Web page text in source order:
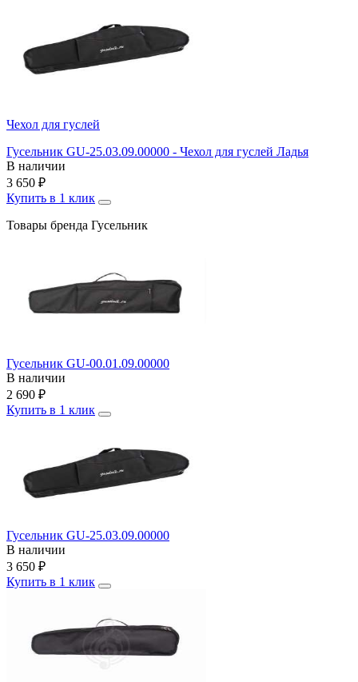
Чехол для гуслей
Гусельник GU-25.03.09.00000 - Чехол для гуслей Ладья
В наличии
3 650 ₽
Купить в 1 клик
Товары бренда Гусельник
Гусельник GU-00.01.09.00000
В наличии
2 690 ₽
Купить в 1 клик
Гусельник GU-25.03.09.00000
В наличии
3 650 ₽
Купить в 1 клик